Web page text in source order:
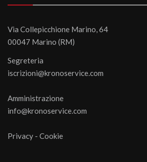
Via Collepicchione Marino, 64
00047 Marino (RM)
Segreteria
iscrizioni@kronoservice.com
Amministrazione
info@kronoservice.com
Privacy - Cookie